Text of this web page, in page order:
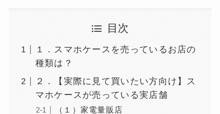
目次
１．スマホケースを売っているお店の
種類は？
２．【実際に見て買いたい方向け】ス
マホケースが売っている実店舗
（１）家電量販店